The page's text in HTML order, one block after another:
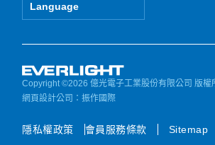
u
e
i
Language
Copyright ©2026 億光電子工業股份有限公司 版權
網頁設計公司 ：振作國際
隱私權政策 會員服務條款 Sitemap